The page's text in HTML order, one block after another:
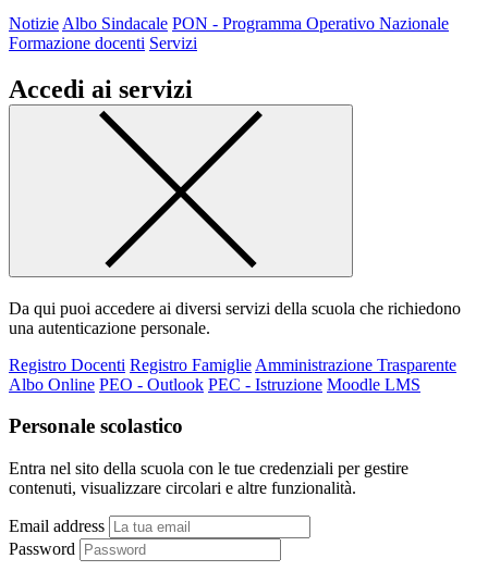
Notizie Albo Sindacale PON - Programma Operativo Nazionale
Formazione docenti Servizi
Accedi ai servizi
Da qui puoi accedere ai diversi servizi della scuola che richiedono
una autenticazione personale.
Registro Docenti Registro Famiglie Amministrazione Trasparente
Albo Online PEO - Outlook PEC - Istruzione Moodle LMS
Personale scolastico
Entra nel sito della scuola con le tue credenziali per gestire
contenuti, visualizzare circolari e altre funzionalità.
Email address
Password